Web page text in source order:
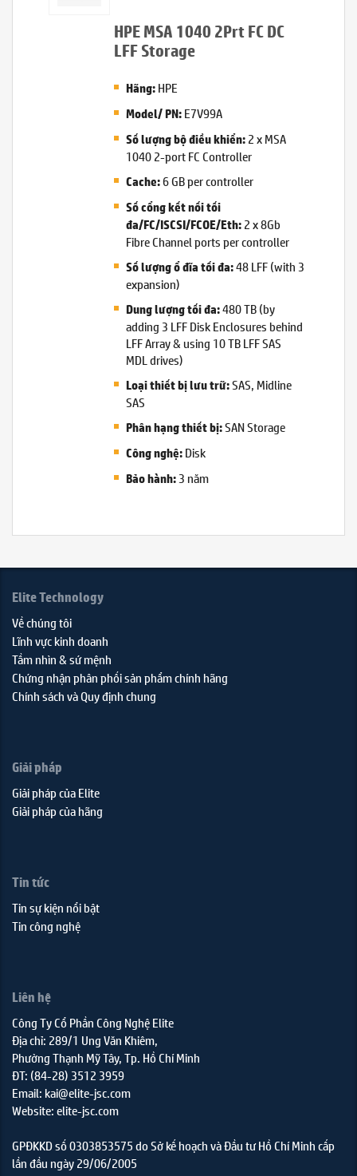
HPE MSA 1040 2Prt FC DC
LFF Storage
Hãng:HPE
Model/ PN:E7V99A
Số lượng bộ điều khiển:2 x MSA
1040 2-port FC Controller
Cache:6 GB per controller
Số cổng kết nối tối
đa/FC/ISCSI/FCOE/Eth:2 x 8Gb
Fibre Channel ports per controller
Số lượng ổ đĩa tối đa:48 LFF (with 3
expansion)
Dung lượng tối đa:480 TB (by
adding 3 LFF Disk Enclosures behind
LFF Array & using 10 TB LFF SAS
MDL drives)
Loại thiết bị lưu trữ:SAS, Midline
SAS
Phân hạng thiết bị:SAN Storage
Công nghệ:Disk
Bảo hành:3 năm
Elite Technology
Về chúng tôi
Lĩnh vực kinh doanh
Tầm nhìn & sứ mệnh
Chứng nhận phân phối sản phẩm chính hãng
Chính sách và Quy định chung
Giải pháp
Giải pháp của Elite
Giải pháp của hãng
Tin tức
Tin sự kiện nổi bật
Tin công nghệ
Liên hệ
Công Ty Cổ Phần Công Nghệ Elite
Địa chỉ: 289/1 Ung Văn Khiêm,
Phường Thạnh Mỹ Tây, Tp. Hồ Chí Minh
ĐT: (84-28) 3512 3959
Email: kai@elite-jsc.com
Website: elite-jsc.com
GPĐKKD số 0303853575 do Sở kế hoạch và Đầu tư Hồ Chí Minh cấp
lần đầu ngày 29/06/2005